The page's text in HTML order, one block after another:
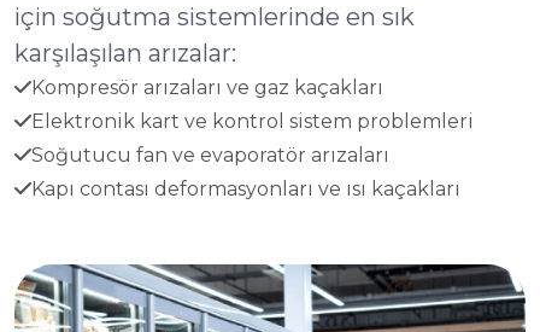
için soğutma sistemlerinde en sık
karşılaşılan arızalar:
Kompresör arızaları ve gaz kaçakları
Elektronik kart ve kontrol sistem problemleri
Soğutucu fan ve evaporatör arızaları
Kapı contası deformasyonları ve ısı kaçakları